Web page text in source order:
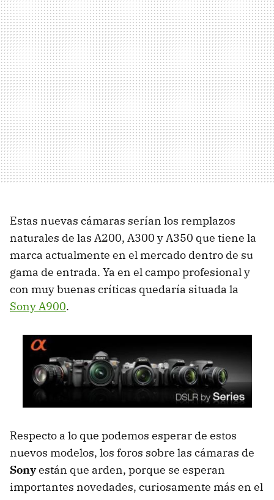
Estas nuevas cámaras serían los remplazos
naturales de las A200, A300 y A350 que tiene la
marca actualmente en el mercado dentro de su
gama de entrada. Ya en el campo profesional y
con muy buenas críticas quedaría situada la
Sony A900.
Respecto a lo que podemos esperar de estos
nuevos modelos, los foros sobre las cámaras de
Sonyestán que arden, porque se esperan
importantes novedades, curiosamente más en el